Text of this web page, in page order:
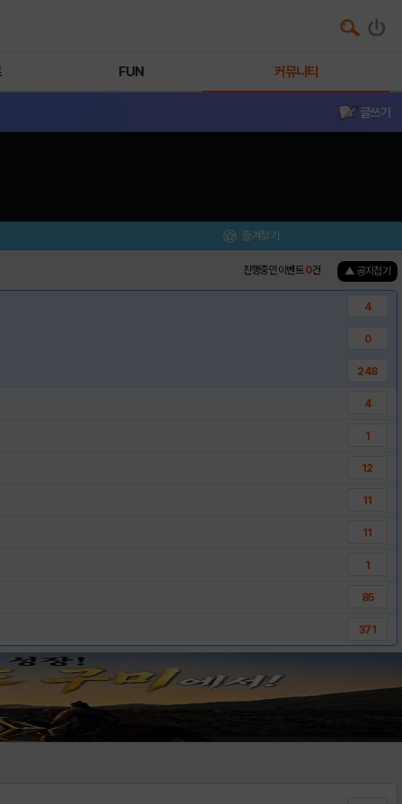
FUN 커뮤니티
글쓰기
즐겨찾기
진행중인 이벤트0건 ▲ 공지접기
4
0
248
4
1
12
11
11
1
85
371